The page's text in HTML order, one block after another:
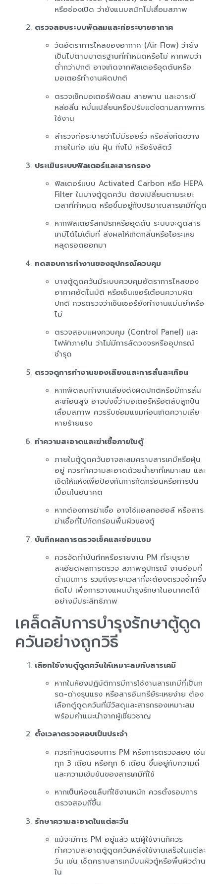
หรือช่องเปิด ว่ายังแนบสนิทไม่เสื่อมสภาพ
ตรวจสอบระบบพัดลมและท่อระบายอากาศ
วัดอัตราการไหลของอากาศ (Air Flow) ว่ายัง
เป็นไปตามมาตรฐานที่กำหนดหรือไม่ หากพบว่า
ต่ำกว่าปกติ อาจเกิดจากฟิลเตอร์อุดตันหรือ
มอเตอร์ทำงานผิดปกติ
ตรวจเช็กมอเตอร์พัดลม สายพาน และจาระบี
หล่อลื่น หมั่นเปลี่ยนหรือปรับแต่งตามสภาพการ
ใช้งาน
สำรวจท่อระบายว่าไม่มีรอยรั่ว หรือสิ่งกีดขวาง
ภายในท่อ เช่น ฝุ่น กิ่งไม้ หรือรังสัตว์
ประเมินระบบฟิลเตอร์และสารกรอง
ฟิลเตอร์แบบ Activated Carbon หรือ HEPA
Filter ในบางตู้ดูดควัน ต้องเปลี่ยนตามระยะ
เวลาที่กำหนด หรือขึ้นอยู่กับปริมาณสารเคมีที่ดูด
หากฟิลเตอร์สกปรกหรืออุดตัน ระบบจะดูดสาร
เคมีได้ไม่เต็มที่ ส่งผลให้เกิดกลิ่นหรือไอระเหย
หลุดรอดออกมา
ทดสอบการทำงานของอุปกรณ์ควบคุม
บางตู้ดูดควันมีระบบควบคุมอัตราการไหลของ
อากาศอัตโนมัติ หรือเซ็นเซอร์เตือนความผิด
ปกติ ควรตรวจว่าเซ็นเซอร์ยังทำงานแม่นยำหรือ
ไม่
ตรวจสอบแผงควบคุม (Control Panel) และ
ไฟฟ้าภายใน ว่าไม่มีการลัดวงจรหรืออุปกรณ์
ชำรุด
ตรวจดูการทำงานของเสียงและการสั่นสะเทือน
หากพัดลมทำงานเสียงดังผิดปกติหรือมีการสั่น
สะเทือนสูง อาจบ่งชี้ว่ามอเตอร์หรือตลับลูกปืน
เสื่อมสภาพ ควรรีบซ่อมแซมก่อนเกิดความเสีย
หายร้ายแรง
ทำความสะอาดและฆ่าเชื้อภายในตู้
ภายในตู้ดูดควันอาจสะสมคราบสารเคมีหรือฝุ่น
อยู่ ควรทำความสะอาดด้วยน้ำยาที่เหมาะสม และ
เช็ดให้แห้งเพื่อป้องกันการกัดกร่อนหรือการปน
เปื้อนในอนาคต
หากต้องการฆ่าเชื้อ อาจใช้แอลกอฮอล์ หรือสาร
ฆ่าเชื้อที่ไม่กัดกร่อนพื้นผิวของตู้
บันทึกผลการตรวจเช็คและซ่อมแซม
ควรจัดทำบันทึกหรือรายงาน PM ที่ระบุราย
ละเอียดผลการตรวจ สภาพอุปกรณ์ งานซ่อมที่
ดำเนินการ รวมถึงระยะเวลาที่จะต้องตรวจซ้ำครั้ง
ถัดไป เพื่อการวางแผนบำรุงรักษาในอนาคตได้
อย่างมีประสิทธิภาพ
เคล็ดลับการบำรุงรักษาตู้ดูด
ควันอย่างถูกวิธี
เลือกใช้งานตู้ดูดควันให้เหมาะสมกับสารเคมี
หากในห้องปฏิบัติการมีการใช้งานสารเคมีที่เป็นก
รด-ด่างรุนแรง หรือสารอินทรีย์ระเหยง่าย ต้อง
เลือกตู้ดูดควันที่มีวัสดุและสารกรองเหมาะสม
พร้อมคำแนะนำจากผู้เชี่ยวชาญ
ตั้งเวลาตรวจสอบเป็นประจำ
ควรกำหนดรอบการ PM หรือการตรวจสอบ เช่น
ทุก 3 เดือน หรือทุก 6 เดือน ขึ้นอยู่กับความถี่
และความเข้มข้นของสารเคมีที่ใช้
หากเป็นห้องแล็บที่ใช้งานหนัก ควรตั้งรอบการ
ตรวจสอบถี่ขึ้น
รักษาความสะอาดในแต่ละวัน
แม้จะมีการ PM อยู่แล้ว แต่ผู้ใช้งานก็ควร
ทำความสะอาดตู้ดูดควันหลังใช้งานเสร็จในแต่ละ
วัน เช่น เช็ดคราบสารเคมีบนผิวตู้หรือพื้นผิวด้าน
ใน